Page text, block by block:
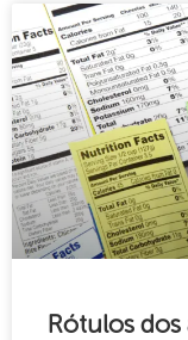
Rótulos